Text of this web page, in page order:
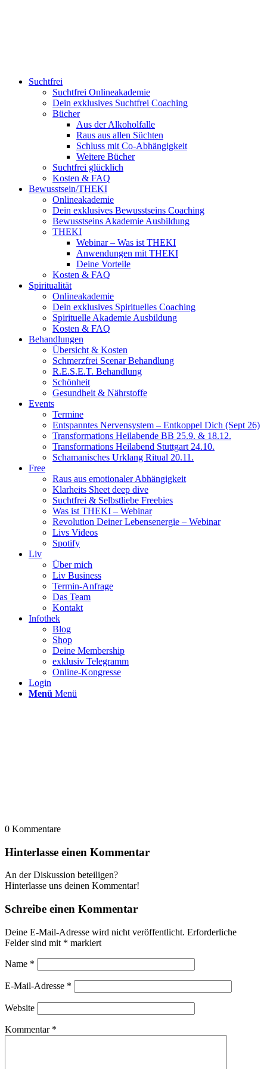
Suchtfrei
Suchtfrei Onlineakademie
Dein exklusives Suchtfrei Coaching
Bücher
Aus der Alkoholfalle
Raus aus allen Süchten
Schluss mit Co-Abhängigkeit
Weitere Bücher
Suchtfrei glücklich
Kosten & FAQ
Bewusstsein/THEKI
Onlineakademie
Dein exklusives Bewusstseins Coaching
Bewusstseins Akademie Ausbildung
THEKI
Webinar – Was ist THEKI
Anwendungen mit THEKI
Deine Vorteile
Kosten & FAQ
Spiritualität
Onlineakademie
Dein exklusives Spirituelles Coaching
Spirituelle Akademie Ausbildung
Kosten & FAQ
Behandlungen
Übersicht & Kosten
Schmerzfrei Scenar Behandlung
R.E.S.E.T. Behandlung
Schönheit
Gesundheit & Nährstoffe
Events
Termine
Entspanntes Nervensystem – Entkoppel Dich (Sept 26)
Transformations Heilabende BB 25.9. & 18.12.
Transformations Heilabend Stuttgart 24.10.
Schamanisches Urklang Ritual 20.11.
Free
Raus aus emotionaler Abhängigkeit
Klarheits Sheet deep dive
Suchtfrei & Selbstliebe Freebies
Was ist THEKI – Webinar
Revolution Deiner Lebensenergie – Webinar
Livs Videos
Spotify
Liv
Über mich
Liv Business
Termin-Anfrage
Das Team
Kontakt
Infothek
Blog
Shop
Deine Membership
exklusiv Telegramm
Online-Kongresse
Login
Menü Menü
0 Kommentare
Hinterlasse einen Kommentar
An der Diskussion beteiligen?
Hinterlasse uns deinen Kommentar!
Schreibe einen Kommentar
Deine E-Mail-Adresse wird nicht veröffentlicht. Erforderliche
Felder sind mit * markiert
Name *
E-Mail-Adresse *
Website
Kommentar *